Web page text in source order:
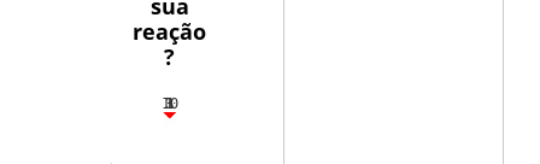
sua
reação
?
3
1
1
3
10